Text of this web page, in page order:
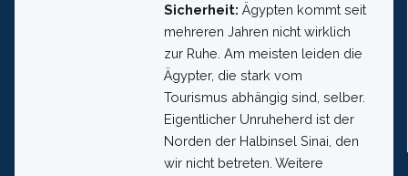
Sicherheit: Ägypten kommt seit
mehreren Jahren nicht wirklich
zur Ruhe. Am meisten leiden die
Ägypter, die stark vom
Tourismus abhängig sind, selber.
Eigentlicher Unruheherd ist der
Norden der Halbinsel Sinai, den
wir nicht betreten. Weitere